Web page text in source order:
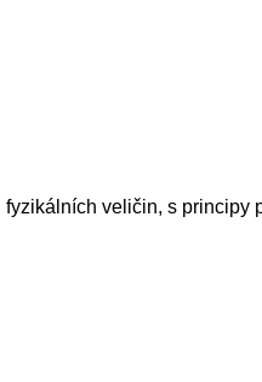
veličin, s principy